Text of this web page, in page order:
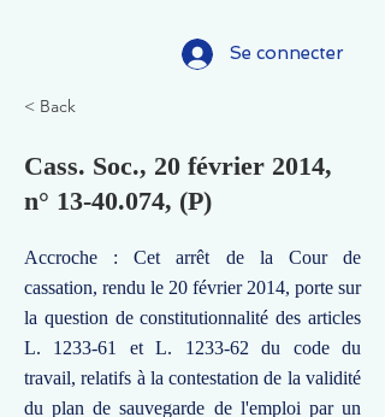
Se connecter
< Back
Cass. Soc., 20 février 2014,
n° 13-40.074, (P)
Accroche : Cet arrêt de la Cour de
cassation, rendu le 20 février 2014, porte sur
la question de constitutionnalité des articles
L. 1233-61 et L. 1233-62 du code du
travail, relatifs à la contestation de la validité
du plan de sauvegarde de l'emploi par un